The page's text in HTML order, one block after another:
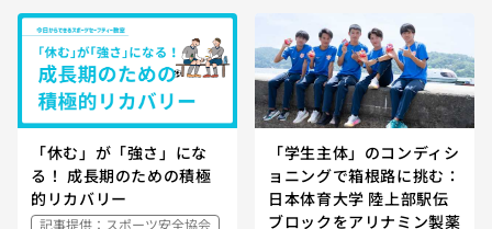
「休む」が「強さ」にな
る！ 成長期のための積極
的リカバリー
記事提供：スポーツ安全協会
「学生主体」のコンディシ
ョニングで箱根路に挑む：
日本体育大学 陸上部駅伝
ブロックをアリナミン製薬